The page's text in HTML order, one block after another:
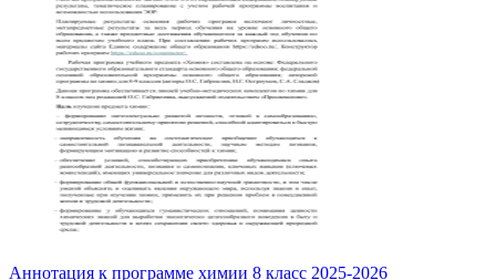
Аннотация к программе химии 8 класс 2025-2026